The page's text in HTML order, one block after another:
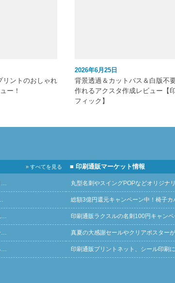
リントのおしゃれ
ー！
2026年6月25日
背景透過＆カットパス＆白版不
作れるアクスタ作成レビュー【
フィック】
» すべてを見る
…
…
…
…
■ 印刷通販マーケット情報
丸型名刺やスイングPOPなどオリジナ
総額3億円還元キャンペーン中！椅子
印刷通販ラクスルの名刺100円キャン
真夏の大感謝セールやクリアポスター
印刷通販プリントネット、シール印刷